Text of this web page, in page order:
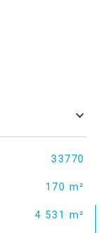
33770
170 m²
4 531 m²